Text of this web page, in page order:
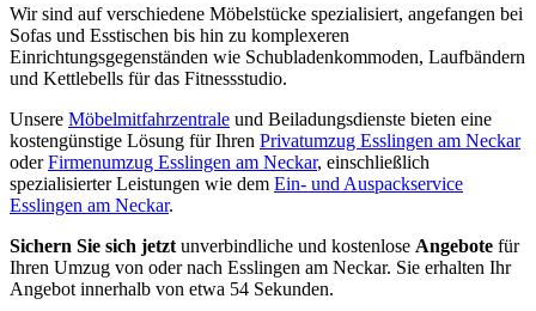
Wir sind auf verschiedene Möbelstücke spezialisiert, angefangen bei
Sofas und Esstischen bis hin zu komplexeren
Einrichtungsgegenständen wie Schubladenkommoden, Laufbändern
und Kettlebells für das Fitnessstudio.
Unsere Möbelmitfahrzentrale und Beiladungsdienste bieten eine
kostengünstige Lösung für Ihren Privatumzug Esslingen am Neckar
oderFirmenumzug Esslingen am Neckar, einschließlich
spezialisierter Leistungen wie dem Ein- und Auspackservice
Esslingen am Neckar.
Sichern Sie sich jetzt unverbindliche und kostenlose Angebote für
Ihren Umzug von oder nach Esslingen am Neckar. Sie erhalten Ihr
Angebot innerhalb von etwa 54 Sekunden.